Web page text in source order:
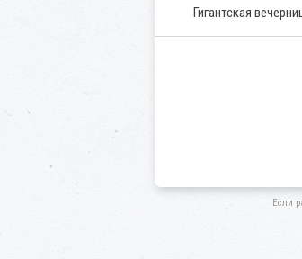
Гигантская
Если